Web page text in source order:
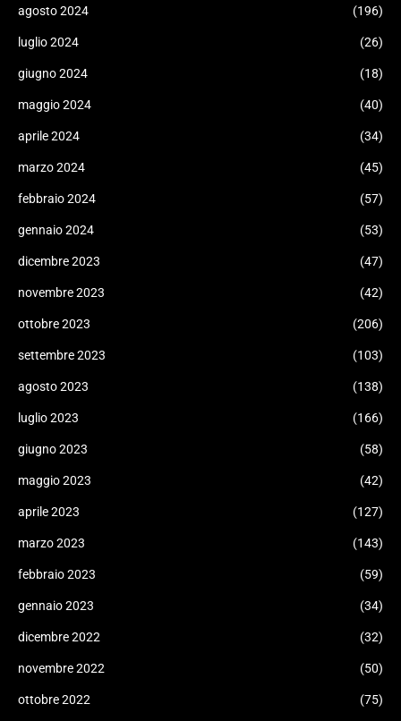
agosto 2024 (196)
luglio 2024 (26)
giugno 2024 (18)
maggio 2024 (40)
aprile 2024 (34)
marzo 2024 (45)
febbraio 2024 (57)
gennaio 2024 (53)
dicembre 2023 (47)
novembre 2023 (42)
ottobre 2023 (206)
settembre 2023 (103)
agosto 2023 (138)
luglio 2023 (166)
giugno 2023 (58)
maggio 2023 (42)
aprile 2023 (127)
marzo 2023 (143)
febbraio 2023 (59)
gennaio 2023 (34)
dicembre 2022 (32)
novembre 2022 (50)
ottobre 2022 (75)